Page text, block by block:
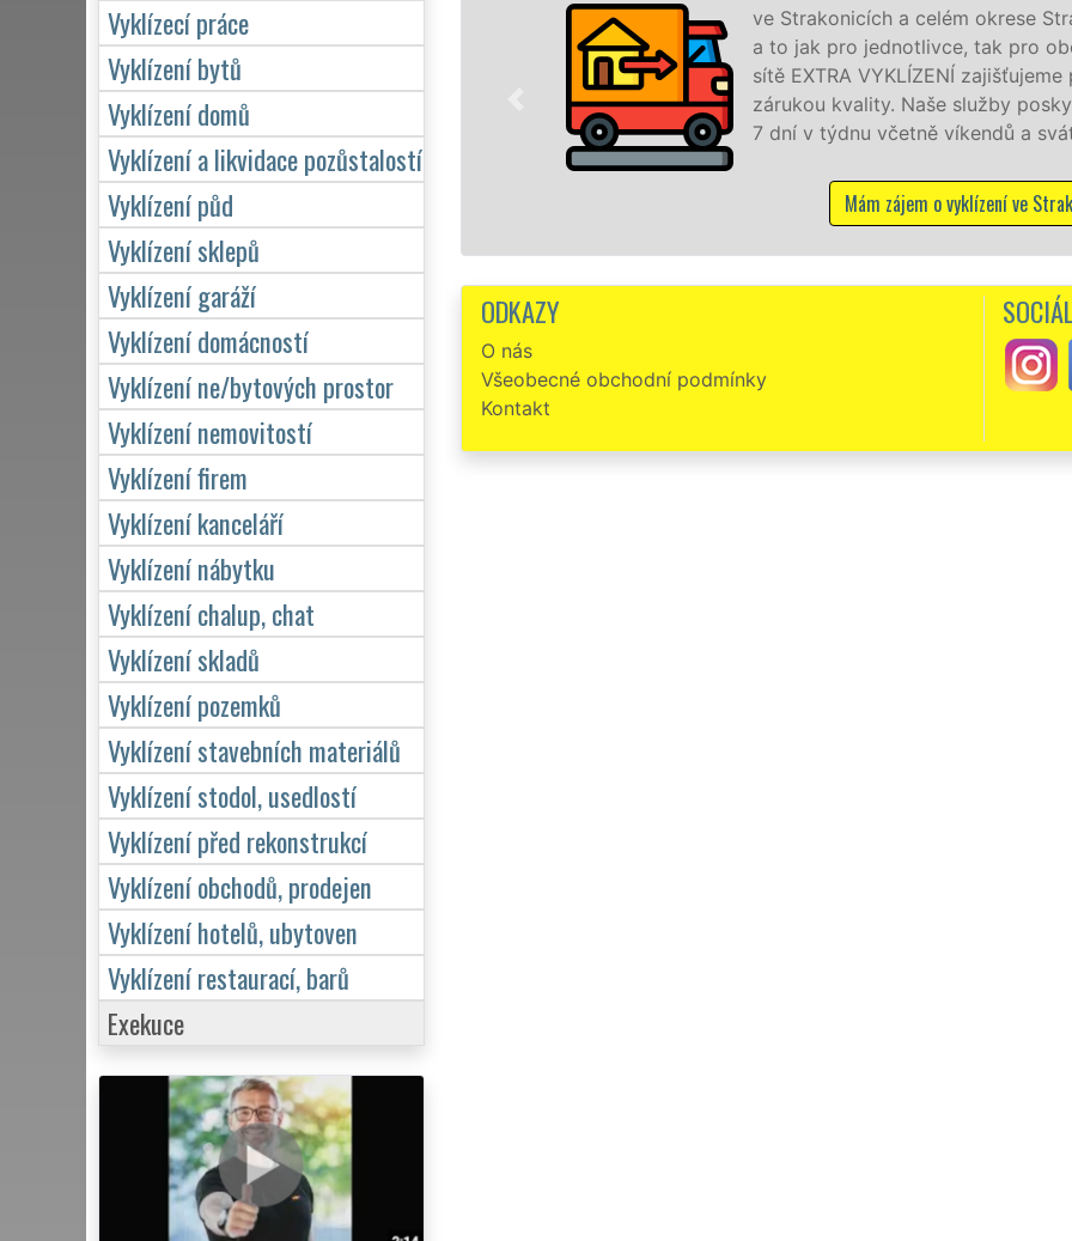
ve Strakonicích a celém okrese Strakonice zajišťujeme služby vyklízení,
a to jak pro jednotlivce, tak pro obchodní společnosti. Pod značkou
sítě EXTRA VYKLÍZENÍ zajišťujeme profesionální a kvalitní servis se
zárukou kvality. Naše služby poskytujeme NON-STOP 24 hodin denně,
7 dní v týdnu včetně víkendů a svátků bez příplatků.
ODKAZY
O nás
Všeobecné obchodní podmínky
Kontakt
Vyklízecí práce
Vyklízení bytů
Vyklízení domů
Vyklízení a likvidace pozůstalostí
Vyklízení půd
Vyklízení sklepů
Vyklízení garáží
Vyklízení domácností
Vyklízení ne/bytových prostor
Vyklízení nemovitostí
Vyklízení firem
Vyklízení kanceláří
Vyklízení nábytku
Vyklízení chalup, chat
Vyklízení skladů
Vyklízení pozemků
Vyklízení stavebních materiálů
Vyklízení stodol, usedlostí
Vyklízení před rekonstrukcí
Vyklízení obchodů, prodejen
Vyklízení hotelů, ubytoven
Vyklízení restaurací, barů
Exekuce